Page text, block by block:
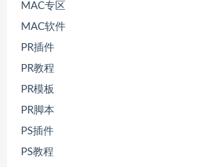
MAC专区
MAC软件
PR插件
PR教程
PR模板
PR脚本
PS插件
PS教程